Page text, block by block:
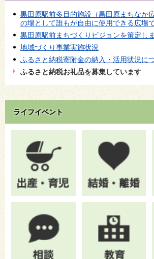
黒田原駅前多目的施設（黒田原まちなか
の場として誰もが自由に使用できる広場
黒田原駅前まちづくりビジョンを策定しま
地域づくり事業実施状況
ふるさと納税寄附金の納入・活用状況に
ふるさと納税お礼品を募集しています
ライフイベント